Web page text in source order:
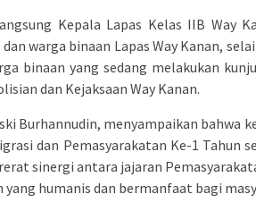
Kepala Lapas Kelas IIB Way
warga binaan Lapas Way Kanan,
binaan yang sedang melakukan
dan Kejaksaan Way Kanan.
Burhannudin, menyampaikan bahwa
dan Pemasyarakatan Ke-1 Tahun
sinergi antara jajaran
yang humanis dan bermanfaat bagi